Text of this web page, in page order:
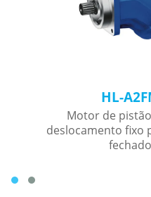
HL-
Motor de
deslocamento fixo
fechado